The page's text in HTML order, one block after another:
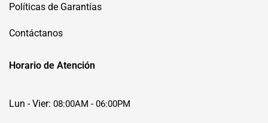
Políticas de Garantías
Contáctanos
Horario de Atención
Lun - Vier: 08:00AM - 06:00PM